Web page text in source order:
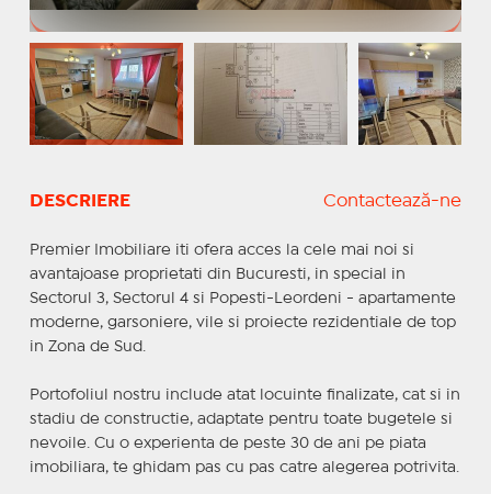
DESCRIERE Contactează-ne
Premier Imobiliare iti ofera acces la cele mai noi si
avantajoase proprietati din Bucuresti, in special in
Sectorul 3, Sectorul 4 si Popesti-Leordeni - apartamente
moderne, garsoniere, vile si proiecte rezidentiale de top
in Zona de Sud.
Portofoliul nostru include atat locuinte finalizate, cat si in
stadiu de constructie, adaptate pentru toate bugetele si
nevoile. Cu o experienta de peste 30 de ani pe piata
imobiliara, te ghidam pas cu pas catre alegerea potrivita.